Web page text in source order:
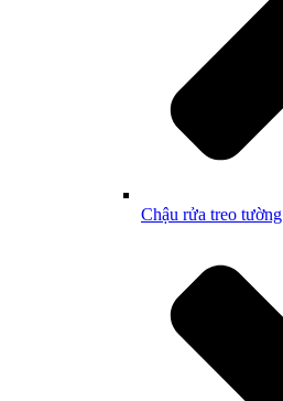
Chậu rửa treo tường